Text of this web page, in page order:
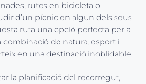
rutes en bicicleta o
d’un pícnic en algun dels seus
ruta una opció perfecta per a
combinació de natura, esport i
en una destinació inoblidable.
la planificació del recorregut,